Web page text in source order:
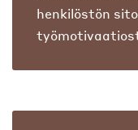
henkilöstön